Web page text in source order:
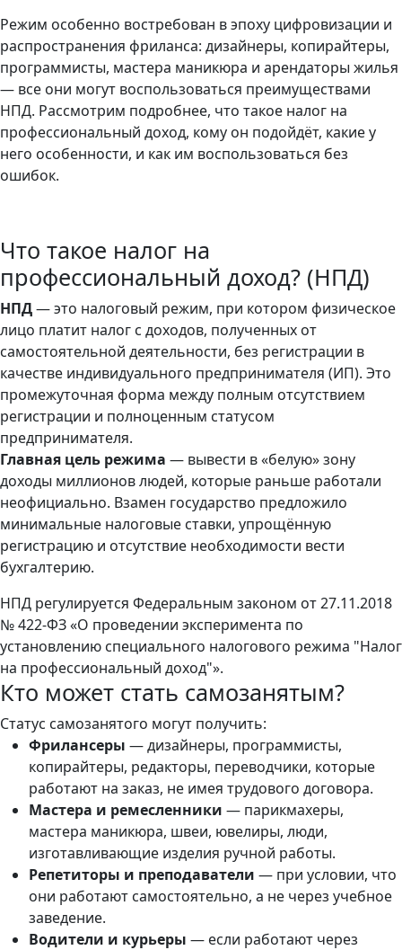
Режим особенно востребован в эпоху цифровизации и
распространения фриланса: дизайнеры, копирайтеры,
программисты, мастера маникюра и арендаторы жилья
— все они могут воспользоваться преимуществами
НПД. Рассмотрим подробнее, что такое налог на
профессиональный доход, кому он подойдёт, какие у
него особенности, и как им воспользоваться без
ошибок.
Что такое налог на
профессиональный доход? (НПД)
НПД— это налоговый режим, при котором физическое
лицо платит налог с доходов, полученных от
самостоятельной деятельности, без регистрации в
качестве индивидуального предпринимателя (ИП). Это
промежуточная форма между полным отсутствием
регистрации и полноценным статусом
предпринимателя.
Главная цель режима — вывести в «белую» зону
доходы миллионов людей, которые раньше работали
неофициально. Взамен государство предложило
минимальные налоговые ставки, упрощённую
регистрацию и отсутствие необходимости вести
бухгалтерию.
НПД регулируется Федеральным законом от 27.11.2018
№ 422-ФЗ «О проведении эксперимента по
установлению специального налогового режима "Налог
на профессиональный доход"».
Кто может стать самозанятым?
Статус самозанятого могут получить:
Фрилансеры — дизайнеры, программисты,
копирайтеры, редакторы, переводчики, которые
работают на заказ, не имея трудового договора.
Мастера и ремесленники — парикмахеры,
мастера маникюра, швеи, ювелиры, люди,
изготавливающие изделия ручной работы.
Репетиторы и преподаватели — при условии, что
они работают самостоятельно, а не через учебное
заведение.
Водители и курьеры — если работают через